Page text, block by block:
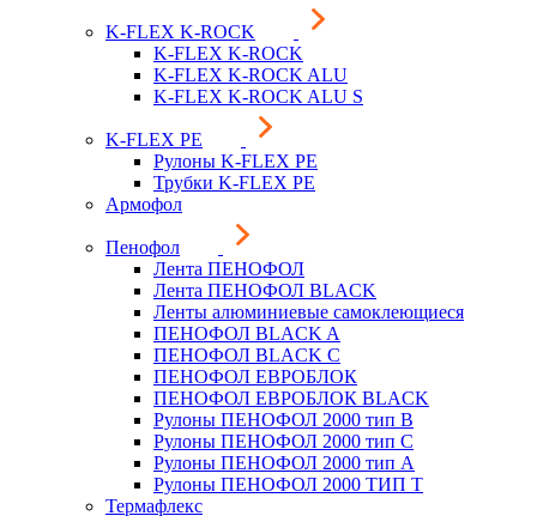
K-FLEX K-ROCK
K-FLEX K-ROCK
K-FLEX K-ROCK ALU
K-FLEX K-ROCK ALU S
K-FLEX PE
Рулоны K-FLEX PE
Трубки K-FLEX PE
Армофол
Пенофол
Лента ПЕНОФОЛ
Лента ПЕНОФОЛ BLACK
Ленты алюминиевые самоклеющиеся
ПЕНОФОЛ BLACK A
ПЕНОФОЛ BLACK С
ПЕНОФОЛ ЕВРОБЛОК
ПЕНОФОЛ ЕВРОБЛОК BLACK
Рулоны ПЕНОФОЛ 2000 тип B
Рулоны ПЕНОФОЛ 2000 тип C
Рулоны ПЕНОФОЛ 2000 тип А
Рулоны ПЕНОФОЛ 2000 ТИП Т
Термафлекс